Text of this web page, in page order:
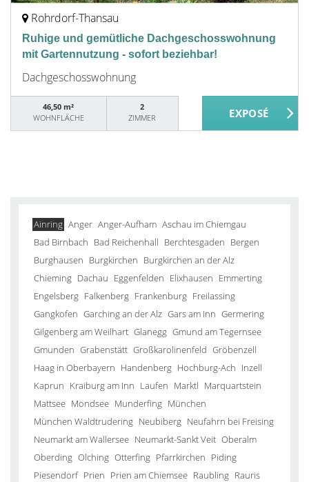
Rohrdorf-Thansau
Ruhige und gemütliche Dachgeschosswohnung
mit Gartennutzung - sofort beziehbar!
Dachgeschosswohnung
46,50 m²
WOHNFLÄCHE
2
ZIMMER
Ainring Anger Anger-Aufham Aschau im Chiemgau
Bad Birnbach Bad Reichenhall Berchtesgaden Bergen
Burghausen Burgkirchen Burgkirchen an der Alz
Chieming Dachau Eggenfelden Elixhausen Emmerting
Engelsberg Falkenberg Frankenburg Freilassing
Gangkofen Garching an der Alz Gars am Inn Germering
Gilgenberg am Weilhart Glanegg Gmund am Tegernsee
Gmunden Grabenstätt Großkarolinenfeld Gröbenzell
Haag in Oberbayern Handenberg Hochburg-Ach Inzell
Kaprun Kraiburg am Inn Laufen Marktl Marquartstein
Mattsee Mondsee Munderfing München
München Waldtrudering Neubiberg Neufahrn bei Freising
Neumarkt am Wallersee Neumarkt-Sankt Veit Oberalm
Oberding Olching Otterfing Pfarrkirchen Piding
Piesendorf Prien Prien am Chiemsee Raubling Rauris